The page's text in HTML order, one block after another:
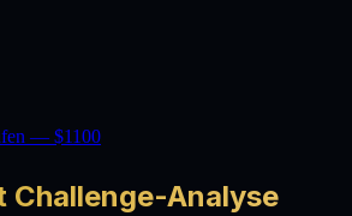
— $1100
Challenge-Analyse